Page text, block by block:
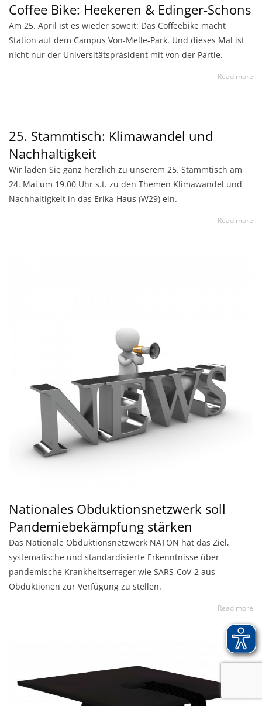
Coffee Bike: Heekeren & Edinger-Schons
Am 25. April ist es wieder soweit: Das Coffeebike macht
Station auf dem Campus Von-Melle-Park. Und dieses Mal ist
nicht nur der Universitätspräsident mit von der Partie.
Read more
25. Stammtisch: Klimawandel und
Nachhaltigkeit
Wir laden Sie ganz herzlich zu unserem 25. Stammtisch am
24. Mai um 19.00 Uhr s.t. zu den Themen Klimawandel und
Nachhaltigkeit in das Erika-Haus (W29) ein.
Read more
Nationales Obduktionsnetzwerk soll
Pandemiebekämpfung stärken
Das Nationale Obduktionsnetzwerk NATON hat das Ziel,
systematische und standardisierte Erkenntnisse über
pandemische Krankheitserreger wie SARS-CoV-2 aus
Obduktionen zur Verfügung zu stellen.
Read more